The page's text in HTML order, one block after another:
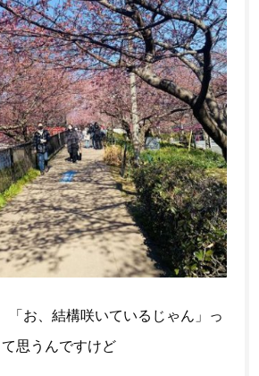
「お、結構咲いているじゃん」っ
て思うんですけど